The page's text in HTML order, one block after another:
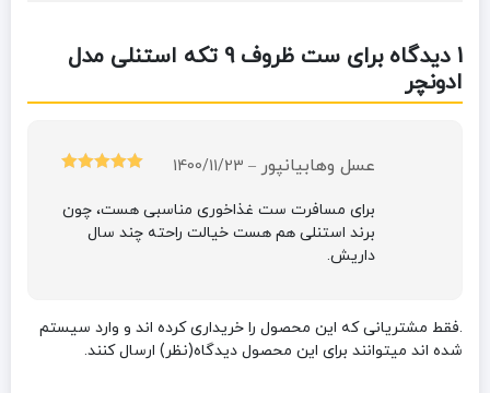
1 دیدگاه برای
ست ظروف 9 تکه استنلی مدل
ادونچر
عسل وهابیانپور –
1400/11/23
برای مسافرت ست غذاخوری مناسبی هست، چون
برند استنلی هم هست خیالت راحته چند سال
داریش.
.فقط مشتریانی که این محصول را خریداری کرده اند و وارد سیستم
شده اند میتوانند برای این محصول دیدگاه(نظر) ارسال کنند.